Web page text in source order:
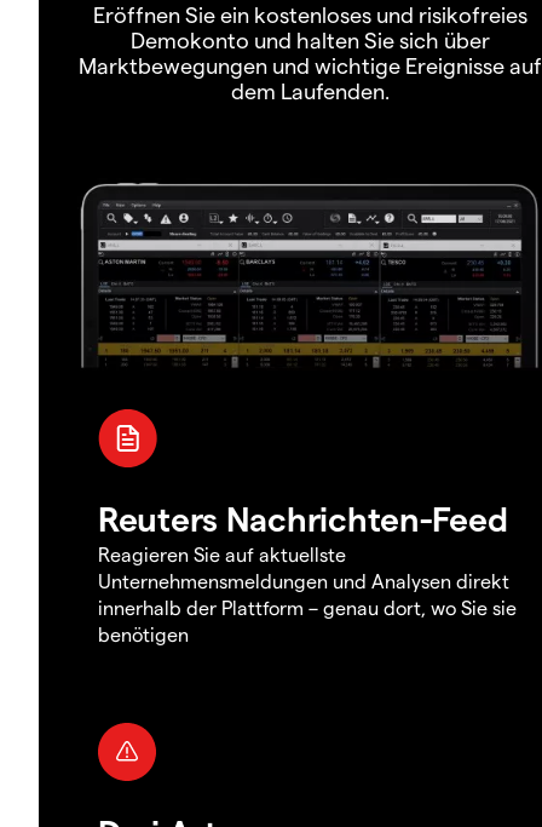
Eröffnen Sie ein kostenloses und risikofreies
Demokonto und halten Sie sich über
Marktbewegungen und wichtige Ereignisse auf
dem Laufenden.
Reuters Nachrichten-Feed
Reagieren Sie auf aktuellste
Unternehmensmeldungen und Analysen direkt
innerhalb der Plattform – genau dort, wo Sie sie
benötigen